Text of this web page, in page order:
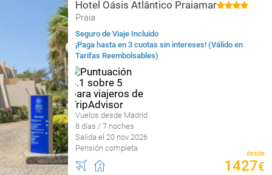
Hotel Oásis Atlântico Praiamar
Praia
Seguro de Viaje Incluido
¡Paga hasta en 3 cuotas sin intereses! (Válido en
Tarifas Reembolsables)
Vuelos desde Madrid
8 días / 7 noches
Salida el 20 nov 2026
Pensión completa
desde
1427€